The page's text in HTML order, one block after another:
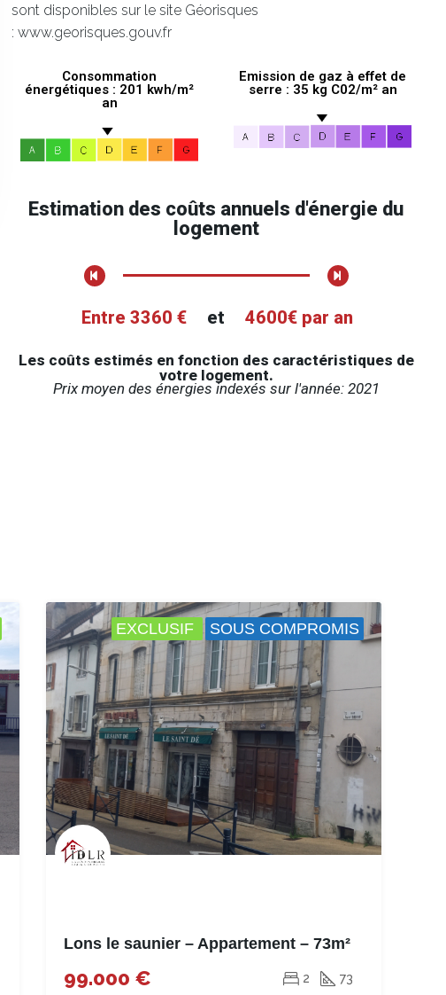
sont disponibles sur le site Géorisques
: www.georisques.gouv.fr
Consommation
énergétiques : 201 kwh/m²
an
Emission de gaz à effet de
serre : 35 kg C02/m² an
Estimation des coûts annuels d'énergie du
logement
Entre 3360 € et 4600€ par an
Les coûts estimés en fonction des caractéristiques de
votre logement.
Prix moyen des énergies indexés sur l'année: 2021
EXCLUSIF SOUS COMPROMIS
Lons le saunier – Appartement – 73m²
99.000 € 2 73